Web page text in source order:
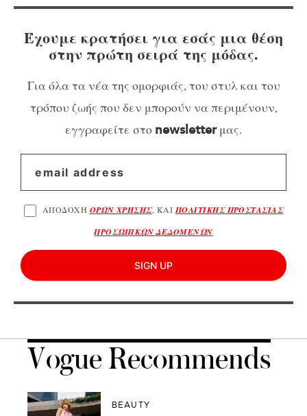
Έχουμε κρατήσει για εσάς μια θέση
στην πρώτη σειρά της μόδας.
Για όλα τα νέα της ομορφιάς, του στυλ και του
τρόπου ζωής που δεν μπορούν να περιμένουν,
εγγραφείτε στο newsletterμας.
ΑΠΟΔΟΧΗ ΟΡΩΝ ΧΡΗΣΗΣ, ΚΑΙΠΟΛΙΤΙΚΗΣ ΠΡΟΣΤΑΣΙΑΣ
ΠΡΟΣΩΠΙΚΩΝ ΔΕΔΟΜΕΝΩΝ
SIGN UP
Vogue Recommends
BEAUTY